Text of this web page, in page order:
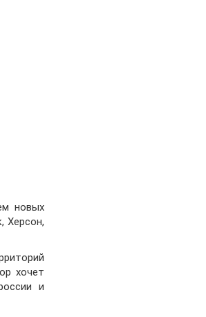
новых
Херсон,
хочет
и